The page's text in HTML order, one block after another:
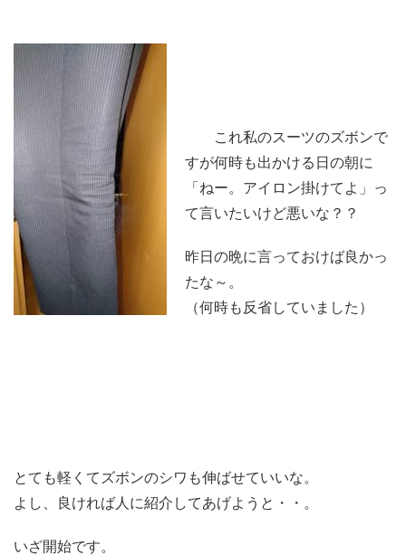
これ私のスーツのズボンで
すが何時も出かける日の朝に
「ねー。アイロン掛けてよ」っ
て言いたいけど悪いな？？
昨日の晩に言っておけば良かっ
たな～。
（何時も反省していました）
とても軽くてズボンのシワも伸ばせていいな。
よし、良ければ人に紹介してあげようと・・。
いざ開始です。